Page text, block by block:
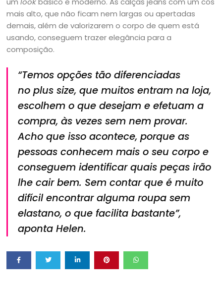
mais alto, que não ficam nem largas ou apertadas
demais, além de valorizarem o corpo de quem está
usando, conseguem trazer elegância para a
composição.
“Temos opções tão diferenciadas
noplus size, que muitos entram na loja,
escolhem o que desejam e efetuam a
compra, às vezes sem nem provar.
Acho que isso acontece, porque as
pessoas conhecem mais o seu corpo e
conseguem identificar quais peças irão
lhe cair bem. Sem contar que é muito
difícil encontrar alguma roupa sem
elastano, o que facilita bastante”,
aponta Helen.